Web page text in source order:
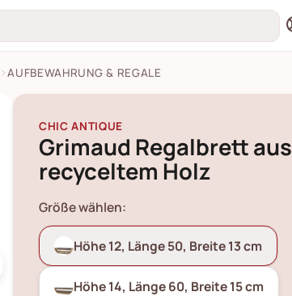
AUFBEWAHRUNG & REGALE
CHIC ANTIQUE
Grimaud Regalbrett aus
recyceltem Holz
Größe wählen:
Höhe 12, Länge 50, Breite 13 cm
Höhe 14, Länge 60, Breite 15 cm